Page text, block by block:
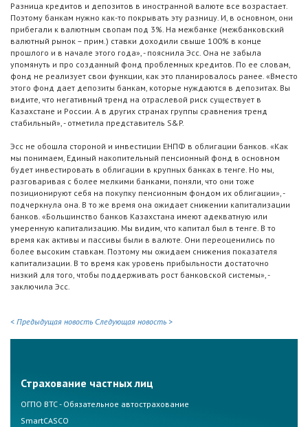
Разница кредитов и депозитов в иностранной валюте все возрастает.
Поэтому банкам нужно как-то покрывать эту разницу. И, в основном, они
прибегали к валютным свопам под 3%. На межбанке (межбанковский
валютный рынок – прим.) ставки доходили свыше 100% в конце
прошлого и в начале этого года», - пояснила Эсс. Она не забыла
упомянуть и про созданный фонд проблемных кредитов. По ее словам,
фонд не реализует свои функции, как это планировалось ранее. «Вместо
этого фонд дает депозиты банкам, которые нуждаются в депозитах. Вы
видите, что негативный тренд на отраслевой риск существует в
Казахстане и России. А в других странах группы сравнения тренд
стабильный», - отметила представитель S&P.
Эсс не обошла стороной и инвестиции ЕНПФ в облигации банков. «Как
мы понимаем, Единый накопительный пенсионный фонд в основном
будет инвестировать в облигации в крупных банках в тенге. Но мы,
разговаривая с более мелкими банками, поняли, что они тоже
позиционируют себя на покупку пенсионным фондом их облигации», -
подчеркнула она. В то же время она ожидает снижении капитализации
банков. «Большинство банков Казахстана имеют адекватную или
умеренную капитализацию. Мы видим, что капитал был в тенге. В то
время как активы и пассивы были в валюте. Они переоценились по
более высоким ставкам. Поэтому мы ожидаем снижения показателя
капитализации. В то время как уровень прибыльности достаточно
низкий для того, чтобы поддерживать рост банковской системы», -
заключила Эсс.
< Предыдущая новость Следующая новость >
Страхование частных лиц
ОГПО ВТС - Обязательное автострахование
SmartCASCO